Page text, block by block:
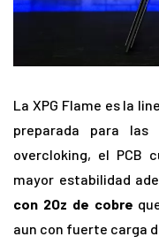
La XPG Flame es la
preparada para
overcloking, el PCB
mayor estabilidad
con 2Oz de cobre
aun con fuerte carga